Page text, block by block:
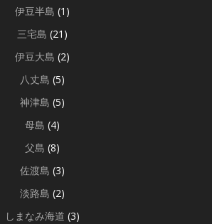
伊豆半島 (1)
三宅島 (21)
伊豆大島 (2)
八丈島 (5)
神津島 (5)
母島 (4)
父島 (8)
佐渡島 (3)
淡路島 (2)
しまなみ海道 (3)